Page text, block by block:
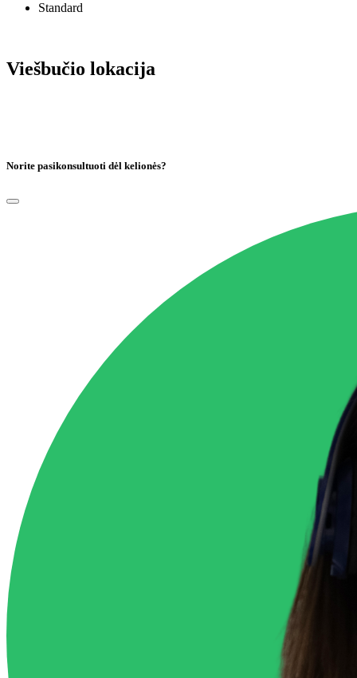
Standard
Viešbučio lokacija
Norite pasikonsultuoti dėl kelionės?